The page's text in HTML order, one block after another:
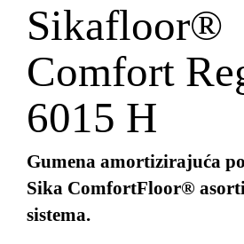
Sikafloor®
Comfort
6015 H
Gumena amortizirajuća
Sika ComfortFloor®
sistema.